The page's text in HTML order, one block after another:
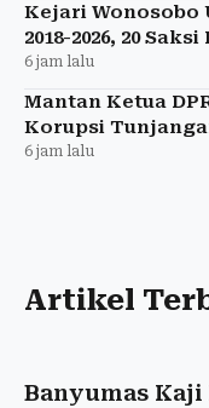
Kejari Wonosobo
2018-2026, 20
6 jam lalu
Mantan Ketua
Korupsi
6 jam lalu
Artikel
Banyumas